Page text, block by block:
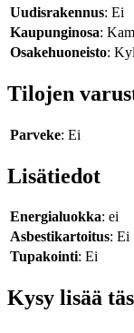
Uudisrakennus: Ei
Kaupunginosa:
Osakehuoneisto:
Tilojen
Parveke: Ei
Lisätiedot
Energialuokka: ei
Asbestikartoitus: Ei
Tupakointi: Ei
Kysy lisää